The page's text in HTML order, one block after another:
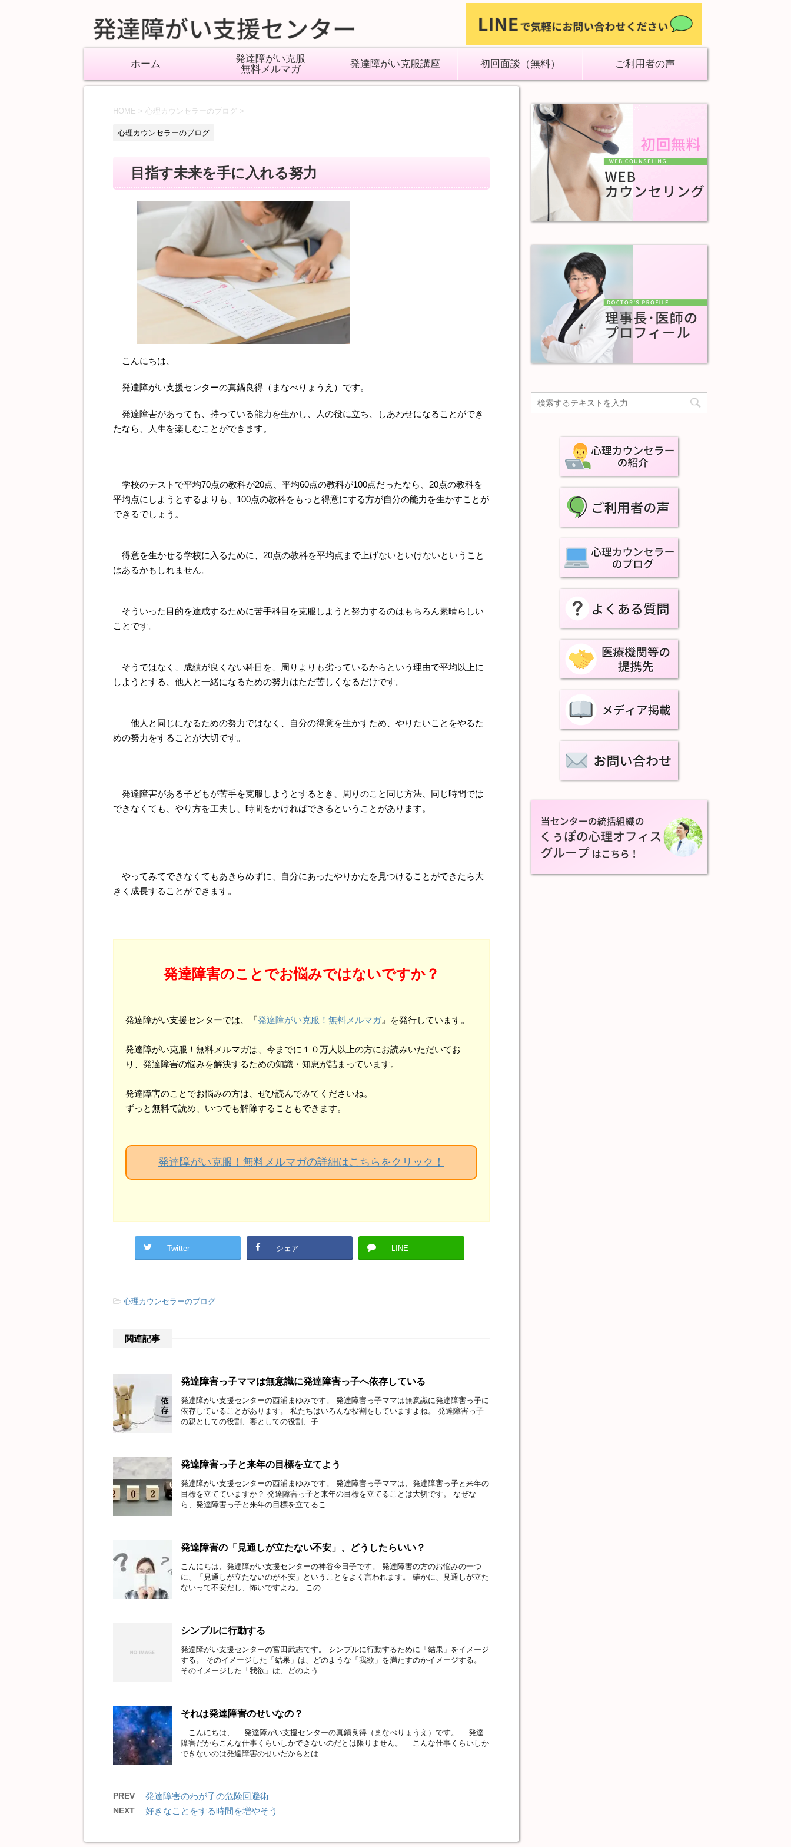
ホーム
発達障がい克服
無料メルマガ
発達障がい克服講座 初回面談（無料） ご利用者の声
HOME > 心理カウンセラーのブログ >
心理カウンセラーのブログ
目指す未来を手に入れる努力
こんにちは、
発達障がい支援センターの真鍋良得（まなべりょうえ）です。
発達障害があっても、持っている能力を生かし、人の役に立ち、しあわせになることができ
たなら、人生を楽しむことができます。
学校のテストで平均70点の教科が20点、平均60点の教科が100点だったなら、20点の教科を
平均点にしようとするよりも、100点の教科をもっと得意にする方が自分の能力を生かすことが
できるでしょう。
得意を生かせる学校に入るために、20点の教科を平均点まで上げないといけないということ
はあるかもしれません。
そういった目的を達成するために苦手科目を克服しようと努力するのはもちろん素晴らしい
ことです。
そうではなく、成績が良くない科目を、周りよりも劣っているからという理由で平均以上に
しようとする、他人と一緒になるための努力はただ苦しくなるだけです。
他人と同じになるための努力ではなく、自分の得意を生かすため、やりたいことをやるた
めの努力をすることが大切です。
発達障害がある子どもが苦手を克服しようとするとき、周りのこと同じ方法、同じ時間では
できなくても、やり方を工夫し、時間をかければできるということがあります。
やってみてできなくてもあきらめずに、自分にあったやりかたを見つけることができたら大
きく成長することができます。
発達障害のことでお悩みではないですか？
発達障がい支援センターでは、『発達障がい克服！無料メルマガ 』を発行しています。
発達障がい克服！無料メルマガは、今までに１０万人以上の方にお読みいただいてお
り、発達障害の悩みを解決するための知識・知恵が詰まっています。
発達障害のことでお悩みの方は、ぜひ読んでみてくださいね。
ずっと無料で読め、いつでも解除することもできます。
発達障がい克服！無料メルマガの詳細はこちらをクリック！
Twitter シェア LINE
-心理カウンセラーのブログ
関連記事
発達障害っ子ママは無意識に発達障害っ子へ依存している
発達障がい支援センターの西浦まゆみです。 発達障害っ子ママは無意識に発達障害っ子に
依存していることがあります。 私たちはいろんな役割をしていますよね。 発達障害っ子
の親としての役割、妻としての役割、子 ...
発達障害っ子と来年の目標を立てよう
発達障がい支援センターの西浦まゆみです。 発達障害っ子ママは、発達障害っ子と来年の
目標を立てていますか？ 発達障害っ子と来年の目標を立てることは大切です。 なぜな
ら、発達障害っ子と来年の目標を立てるこ ...
発達障害の「見通しが立たない不安」、どうしたらいい？
こんにちは、発達障がい支援センターの神谷今日子です。 発達障害の方のお悩みの一つ
に、「見通しが立たないのが不安」ということをよく言われます。 確かに、見通しが立た
ないって不安だし、怖いですよね。 この ...
シンプルに行動する
発達障がい支援センターの宮田武志です。 シンプルに行動するために「結果」をイメージ
する。 そのイメージした「結果」は、どのような「我欲」を満たすのかイメージする。
そのイメージした「我欲」は、どのよう ...
それは発達障害のせいなの？
こんにちは、 発達障がい支援センターの真鍋良得（まなべりょうえ）です。 発達
障害だからこんな仕事くらいしかできないのだとは限りません。 こんな仕事くらいしか
できないのは発達障害のせいだからとは ...
PREV 発達障害のわが子の危険回避術
NEXT 好きなことをする時間を増やそう